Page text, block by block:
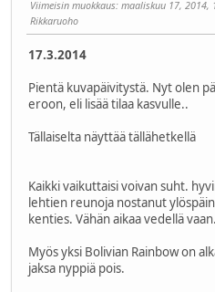
Viimeisin muokkaus: maaliskuu 17, 2014,
Rikkaruoho
17.3.2014
Pientä kuvapäivitystä. Nyt olen
eroon, eli lisää tilaa kasvulle..
Tällaiselta näyttää tällähetkellä
Kaikki vaikuttaisi voivan suht.
lehtien reunoja nostanut
kenties. Vähän aikaa vedellä
Myös yksi Bolivian Rainbow on
jaksa nyppiä pois.